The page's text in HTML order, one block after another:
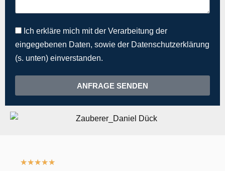
Ich erkläre mich mit der Verarbeitung der
eingegebenen Daten, sowie der Datenschutzerklärung
(s. unten) einverstanden.
ANFRAGE SENDEN
★★★★★